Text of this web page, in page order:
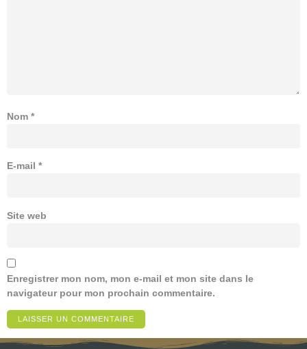
Nom *
E-mail *
Site web
Enregistrer mon nom, mon e-mail et mon site dans le
navigateur pour mon prochain commentaire.